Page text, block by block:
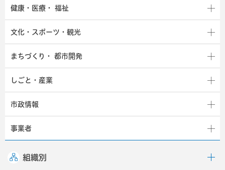
健康・医療・ 福祉
文化・スポーツ・観光
まちづくり・ 都市開発
しごと・産業
市政情報
事業者
組織別